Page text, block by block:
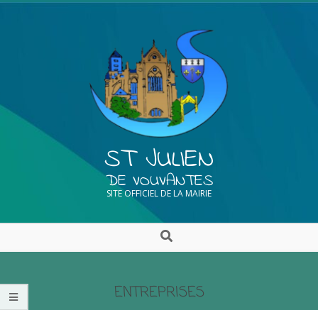
ST JULIEN
DE VOUVANTES
SITE OFFICIEL DE LA MAIRIE
ENTREPRISES